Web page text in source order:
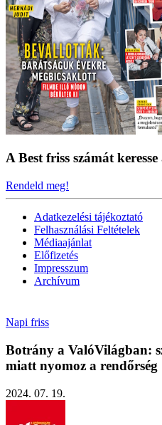
A Best friss számát
Rendeld meg!
Adatkezelési tájékoztató
Felhasználási Feltételek
Médiaajánlat
Előfizetés
Impresszum
Archívum
Napi friss
Botrány a ValóVilágban:
miatt nyomoz a rendőrség
2024. 07. 19.